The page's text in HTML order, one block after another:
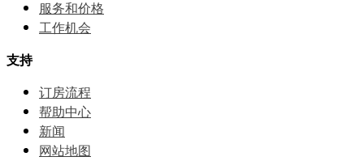
服务和价格
⼯作机会
支持
订房流程
帮助中⼼
新闻
网站地图